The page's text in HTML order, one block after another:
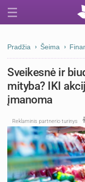
Pradžia Šeima
Sveikesnė ir
mityba? IKI
įmanoma
Reklaminis partnerio turinys